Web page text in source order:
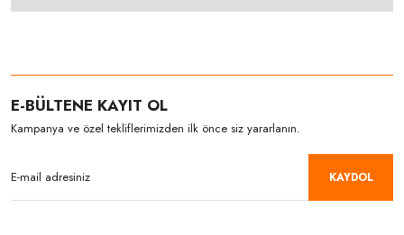
E-BÜLTENE KAYIT OL
Kampanya ve özel tekliflerimizden ilk önce siz yararlanın.
KAYDOL